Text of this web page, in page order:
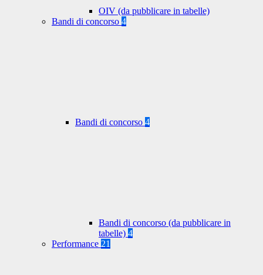
OIV (da pubblicare in tabelle)
Bandi di concorso 4
Bandi di concorso 4
Bandi di concorso (da pubblicare in
tabelle) 4
Performance 21